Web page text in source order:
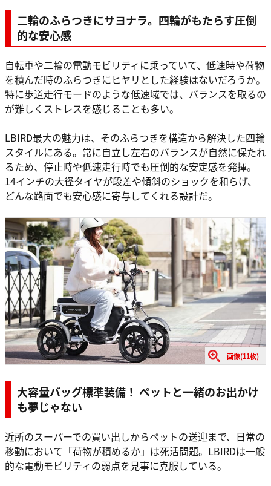
二輪のふらつきにサヨナラ。四輪がもたらす圧倒
的な安心感
自転車や二輪の電動モビリティに乗っていて、低速時や荷物
を積んだ時のふらつきにヒヤリとした経験はないだろうか。
特に歩道走行モードのような低速域では、バランスを取るの
が難しくストレスを感じることも多い。
LBIRD最大の魅力は、そのふらつきを構造から解決した四輪
スタイルにある。常に自立し左右のバランスが自然に保たれ
るため、停止時や低速走行時でも圧倒的な安定感を発揮。
14インチの大径タイヤが段差や傾斜のショックを和らげ、
どんな路面でも安心感に寄与してくれる設計だ。
画像(11枚)
大容量バッグ標準装備！ ペットと一緒のお出かけ
も夢じゃない
近所のスーパーでの買い出しからペットの送迎まで、日常の
移動において「荷物が積めるか」は死活問題。LBIRDは一般
的な電動モビリティの弱点を見事に克服している。